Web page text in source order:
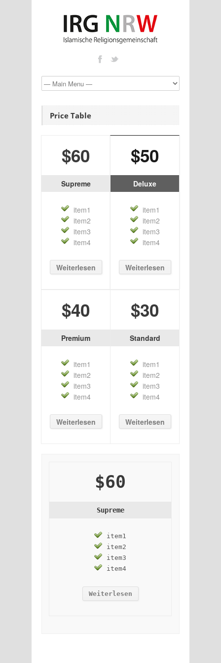
Price Table
$60
Supreme
item1
item2
item3
item4
Weiterlesen
$50
Deluxe
item1
item2
item3
item4
Weiterlesen
$40
Premium
item1
item2
item3
item4
Weiterlesen
$30
Standard
item1
item2
item3
item4
Weiterlesen
$60
Supreme
item1
item2
item3
item4
Weiterlesen